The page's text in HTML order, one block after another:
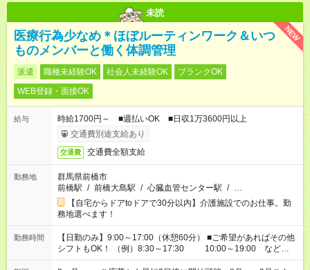
未読
NEW
医療行為少なめ＊ほぼルーティンワーク＆いつ
ものメンバーと働く体調管理
派遣 職種未経験OK 社会人未経験OK
ブランクOK
WEB登録・面接OK
給与
時給1700円～ ■週払いOK ■日収1万3600円以上
交通費別途支給あり
交通費 交通費全額支給
勤務地
群馬県前橋市
前橋駅 / 前橋大島駅 / 心臓血管センター駅 / …
【自宅からドアtoドアで30分以内】介護施設でのお仕事。勤
務地選べます！
勤務時間
【日勤のみ】9:00～17:00（休憩60分） ■ご希望があればその他
シフトもOK！ （例）8:30～17:30 10:00～19:00 など
「家族とお休みを合わせたい」 「できれば残業はしたくない」